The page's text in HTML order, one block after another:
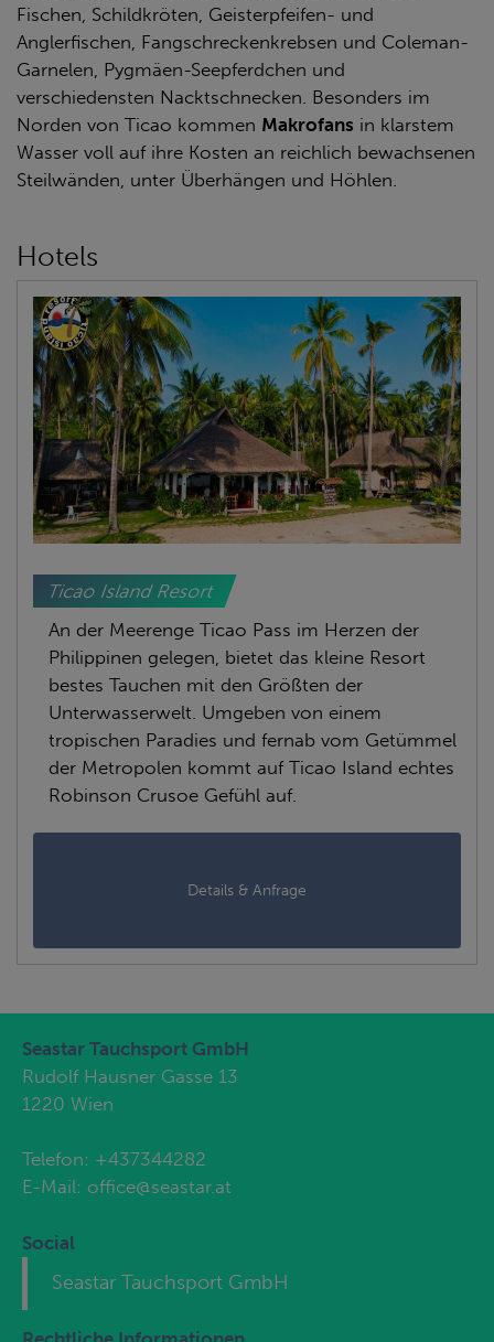
Fischen, Schildkröten, Geisterpfeifen- und
Anglerfischen, Fangschreckenkrebsen und Coleman-
Garnelen, Pygmäen-Seepferdchen und
verschiedensten Nacktschnecken. Besonders im
Norden von Ticao kommen Makrofans in klarstem
Wasser voll auf ihre Kosten an reichlich bewachsenen
Steilwänden, unter Überhängen und Höhlen.
Hotels
Ticao Island Resort
An der Meerenge Ticao Pass im Herzen der
Philippinen gelegen, bietet das kleine Resort
bestes Tauchen mit den Größten der
Unterwasserwelt. Umgeben von einem
tropischen Paradies und fernab vom Getümmel
der Metropolen kommt auf Ticao Island echtes
Robinson Crusoe Gefühl auf.
Details & Anfrage
Seastar Tauchsport GmbH
Rudolf Hausner Gasse 13
1220 Wien
Telefon: +437344282
E-Mail: office@seastar.at
Social
Seastar Tauchsport GmbH